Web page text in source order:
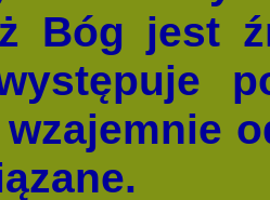
Bóg jest